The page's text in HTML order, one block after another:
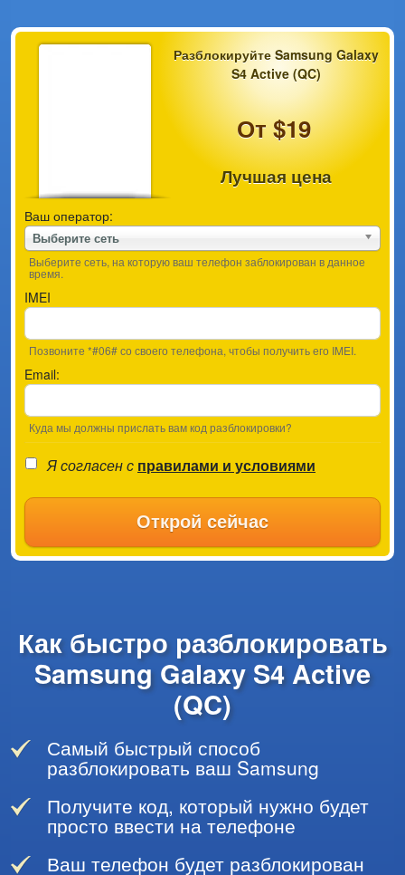
Разблокируйте Samsung Galaxy
S4 Active (QC)
От $19
Лучшая цена
Ваш оператор:
Выберите сеть
Выберите сеть, на которую ваш телефон заблокирован в данное
время.
IMEI
Позвоните *#06# со своего телефона, чтобы получить его IMEI.
Email:
Куда мы должны прислать вам код разблокировки?
Я согласен с правилами и условиями
Открой сейчас
Как быстро разблокировать
Samsung Galaxy S4 Active
(QC)
Самый быстрый способ
разблокировать ваш Samsung
Получите код, который нужно будет
просто ввести на телефоне
Ваш телефон будет разблокирован